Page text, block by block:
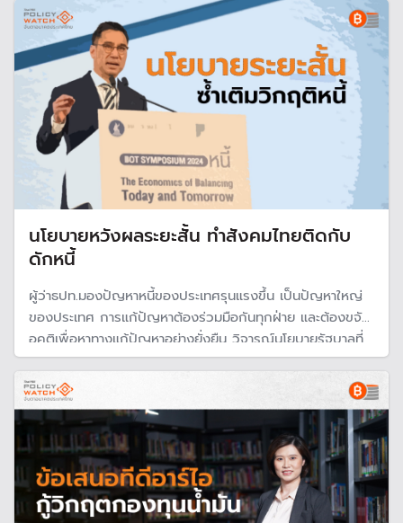
นโยบายหวังผลระยะสั้น ทำสังคมไทยติดกับ
ดักหนี้
ผู้ว่าธปท.มองปัญหาหนี้ของประเทศรุนแรงขึ้น เป็นปัญหาใหญ่
ของประเทศ การแก้ปัญหาต้องร่วมมือกันทุกฝ่าย และต้องขจัด
อคติเพื่อหาทางแก้ปัญหาอย่างยั่งยืน วิจารณ์นโยบายรัฐบาลที่
ผ่าน ๆ มา มุ่งเน้นเห็นผลระยะสั้น ไม่คำนึงผลระยะยาว เป็นตัวซ้ำ
เติมวิกฤติหนี้ยืดเยื้อและแก้ไขยากขึ้นในอนาคต